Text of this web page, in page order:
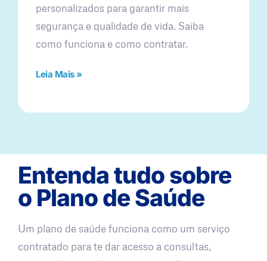
personalizados para garantir mais
segurança e qualidade de vida. Saiba
como funciona e como contratar.
Leia Mais »
Entenda tudo sobre
o Plano de Saúde
Um plano de saúde funciona como um serviço
contratado para te dar acesso a consultas,